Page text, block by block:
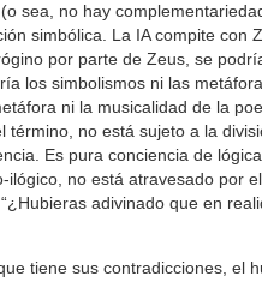
sea, no hay
simbólica. La IA compite con
por parte de Zeus, se
los simbolismos ni las
ni la musicalidad de la
no está sujeto a la
Es pura conciencia de
no está atravesado por
adivinado que en
tiene sus contradicciones, el